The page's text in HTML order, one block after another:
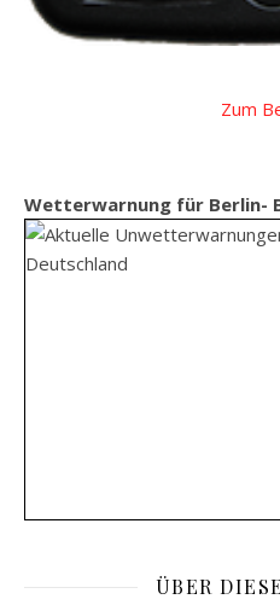
Zum
Wetterwarnung für Berlin-
ÜBER